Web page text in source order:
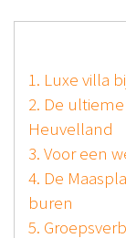
1. Luxe villa
2. De
Heuvelland
3. Voor een
4. De
buren
5.